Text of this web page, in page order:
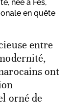
née à Fès,
en quête
entre
ont
orné de